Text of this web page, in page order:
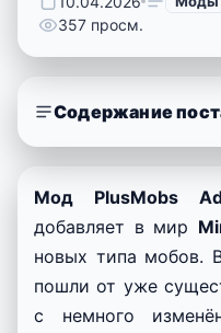
357 просм.
Содержание
Мод PlusMobs
добавляет в мир
новых типа мобов.
пошли от уже
с немного